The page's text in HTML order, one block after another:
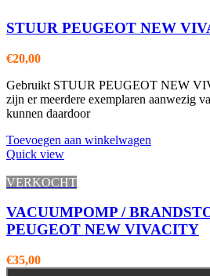
STUUR PEUGEOT NEW
€20,00
Gebruikt STUUR PEUGEOT NEW
zijn er meerdere exemplaren aanwezig
kunnen daardoor
Toevoegen aan winkelwagen
Quick view
VERKOCHT
VACUUMPOMP /
PEUGEOT NEW VIVACITY
€35,00